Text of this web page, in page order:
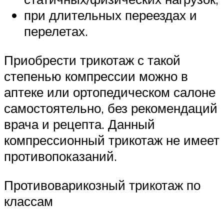
при длительных переездах и
перелетах.
Приобрести трикотаж с такой
степенью компрессии можно в
аптеке или ортопедическом салоне
самостоятельно, без рекомендаций
врача и рецепта. Данный
компрессионный трикотаж не имеет
противопоказаний.
Противоварикозный трикотаж по
классам